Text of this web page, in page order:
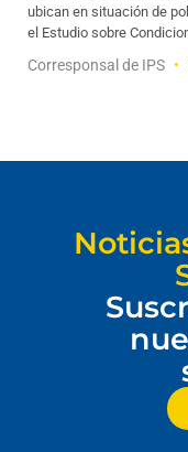
ubican en situación de
el Estudio sobre
Corresponsal de IPS